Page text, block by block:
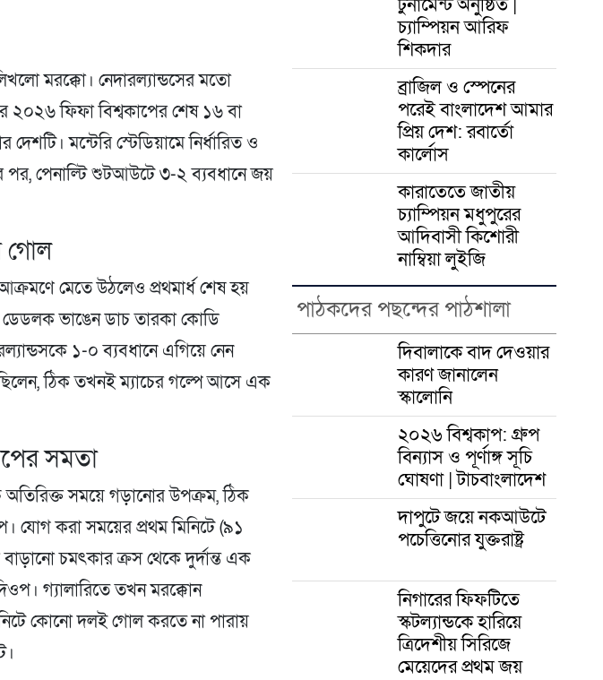
মরক্কো। নেদারল্যান্ডসের মতো
২০২৬ ফিফা বিশ্বকাপের শেষ ১৬ বা
মন্টেরি স্টেডিয়ামে নির্ধারিত ও
পর, পেনাল্টি শুটআউটে ৩-২ ব্যবধানে জয়
গোল
মেতে উঠলেও প্রথমার্ধ শেষ হয়
ডেডলক ভাঙেন ডাচ তারকা কোডি
১-০ ব্যবধানে এগিয়ে নেন
ঠিক তখনই ম্যাচের গল্পে আসে এক
সমতা
অতিরিক্ত সময়ে গড়ানোর উপক্রম, ঠিক
যোগ করা সময়ের প্রথম মিনিটে (৯১
চমৎকার ক্রস থেকে দুর্দান্ত এক
গ্যালারিতে তখন মরক্কোন
কোনো দলই গোল করতে না পারায়
চ্যাম্পিয়ন আরিফ
শিকদার
ব্রাজিল ও স্পেনের
পরেই বাংলাদেশ আমার
প্রিয় দেশ: রবার্তো
কার্লোস
কারাতেতে জাতীয়
চ্যাম্পিয়ন মধুপুরের
আদিবাসী কিশোরী
নাম্বিয়া লুইজি
পাঠকদের পছন্দের পাঠশালা
দিবালাকে বাদ দেওয়ার
কারণ জানালেন
স্কালোনি
২০২৬ বিশ্বকাপ: গ্রুপ
বিন্যাস ও পূর্ণাঙ্গ সূচি
ঘোষণা | টাচবাংলাদেশ
দাপুটে জয়ে নকআউটে
পচেত্তিনোর যুক্তরাষ্ট্র
নিগারের ফিফটিতে
স্কটল্যান্ডকে হারিয়ে
ত্রিদেশীয় সিরিজে
মেয়েদের প্রথম জয়